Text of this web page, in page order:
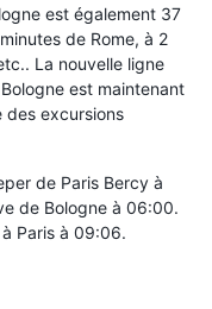
est également 37
de Rome, à 2
La nouvelle ligne
est maintenant
des excursions
de Paris Bercy à
de Bologne à 06:00.
Paris à 09:06.